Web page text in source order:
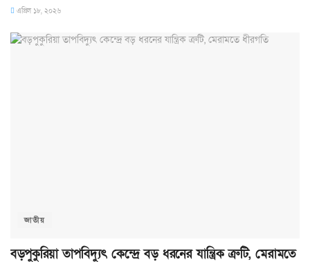
এপ্রিল ১৮, ২০২৬
জাতীয়
বড়পুকুরিয়া তাপবিদ্যুৎ কেন্দ্রে বড় ধরনের যান্ত্রিক ত্রুটি, মেরামতে